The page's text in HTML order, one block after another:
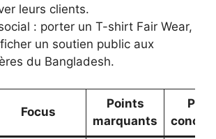
leurs clients.
: porter un T-shirt Fair Wear,
un soutien public aux
du Bangladesh.
Focus
Points
marquants
Pays